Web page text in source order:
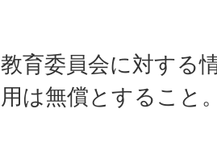
教育委員会に対する
用は無償とすること